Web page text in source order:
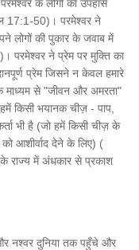
परमेश्वर के लोगों का उपहास
17:1-50)। परमेश्वर ने
लोगों की पुकार के जवाब में
परमेश्वर ने प्रेम पर मुक्ति का
प्रेम जिसने न केवल हमारे
माध्यम से "जीवन और अमरता"
किसी भयानक चीज़ - पाप,
भी है (जो हमें किसी चीज़ के
आशीर्वाद देने के लिए) (
राज्य में अंधकार से प्रकाश
नश्वर दुनिया तक पहुँचे और